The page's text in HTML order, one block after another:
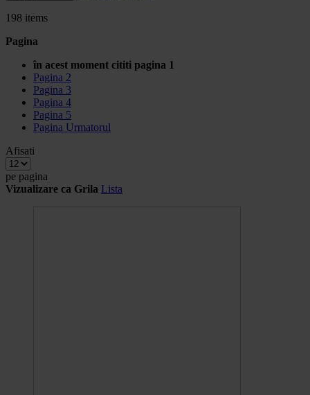
198 items
Pagina
în acest moment cititi pagina 1
Pagina 2
Pagina 3
Pagina 4
Pagina 5
Pagina Urmatorul
Afisati
pe pagina
Vizualizare ca Grila Lista